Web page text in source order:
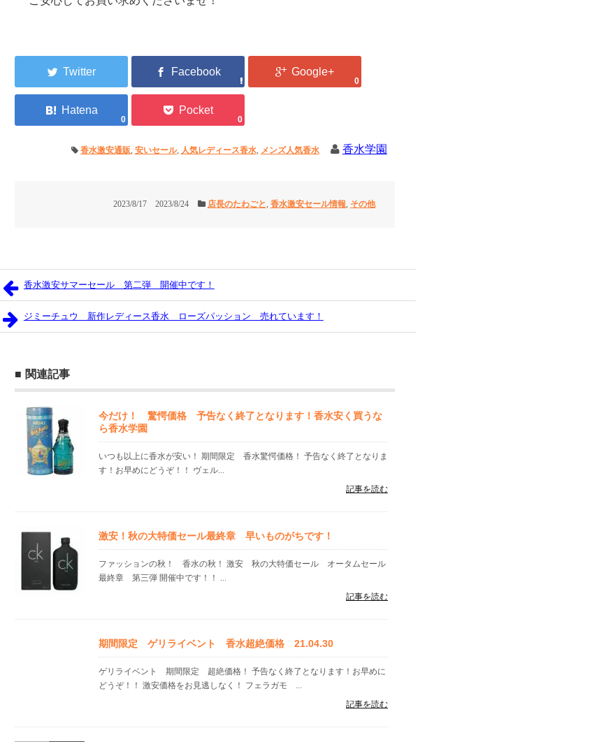
0
0 0
香水激安通販, 安いセール, 人気レディース香水, メンズ人気香水 香水学園
2023/8/17 2023/8/24 店長のたわごと, 香水激安セール情報, その他
香水激安サマーセール 第二弾 開催中です！
ジミーチュウ 新作レディース香水 ローズパッション 売れています！
関連記事
今だけ！ 驚愕価格 予告なく終了となります！香水安く買うな
ら香水学園
いつも以上に香水が安い！ 期間限定 香水驚愕価格！ 予告なく終了となりま
す！お早めにどうぞ！！ ヴェル...
記事を読む
激安！秋の大特価セール最終章 早いものがちです！
ファッションの秋！ 香水の秋！ 激安 秋の大特価セール オータムセール
最終章 第三弾 開催中です！！ ...
記事を読む
期間限定 ゲリライベント 香水超絶価格 21.04.30
ゲリライベント 期間限定 超絶価格！ 予告なく終了となります！お早めに
どうぞ！！ 激安価格をお見逃しなく！ フェラガモ ...
記事を読む